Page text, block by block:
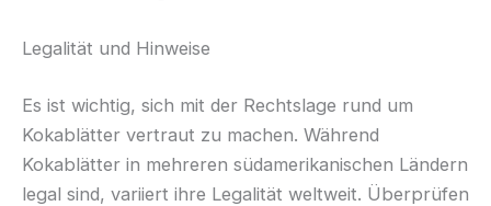
Legalität und Hinweise
Es ist wichtig, sich mit der Rechtslage rund um
Kokablätter vertraut zu machen. Während
Kokablätter in mehreren südamerikanischen Ländern
legal sind, variiert ihre Legalität weltweit. Überprüfen